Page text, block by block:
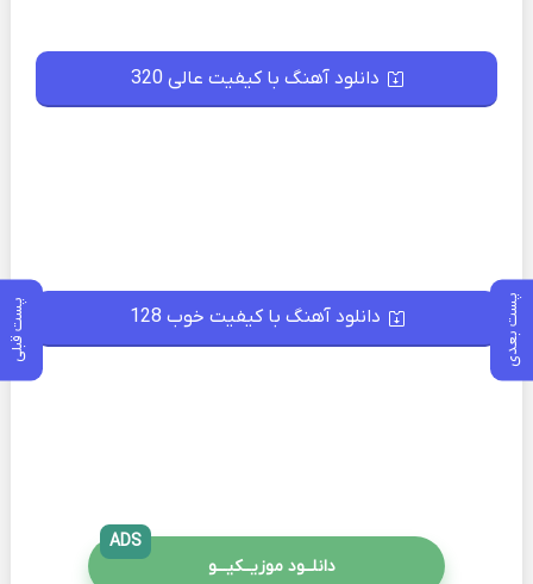
پست بعدی پست قبلی
دانلود آهنگ با کیفیت عالی 320
دانلود آهنگ با کیفیت خوب 128
دانلــود موزیــکیـــو
ADS